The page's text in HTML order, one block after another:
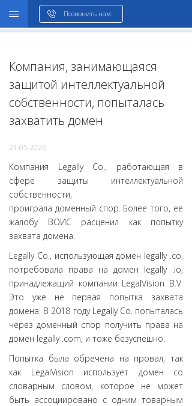
Позвонить нам
Компания, занимающаяся
защитой интеллектуальной
собственности, попыталась
захватить домен
21.05.2026
Компания Legally Co., работающая в
сфере защиты интеллектуальной
собственности,
проиграла доменный спор. Более того, её
жалобу ВОИС расценил как попытку
захвата домена.
Legally Co., использующая домен legally .co,
потребовала права на домен legally .io,
принадлежащий компании LegalVision B.V.
Это уже не первая попытка захвата
домена. В 2018 году Legally Co. попыталась
через доменный спор получить права на
домен legally .com, и тоже безуспешно.
Попытка была обречена на провал, так
как LegalVision использует домен со
словарным словом, которое не может
быть ассоциировано с одним товарным